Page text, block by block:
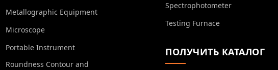
Metallographic Equipment
Microscope
Portable Instrument
Roundness Contour and
Spectrophotometer
Testing Furnace
ПОЛУЧИТЬ КАТАЛОГ